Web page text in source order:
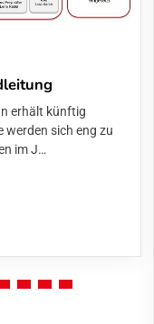
erhält künftig
werden sich eng zu
im J…